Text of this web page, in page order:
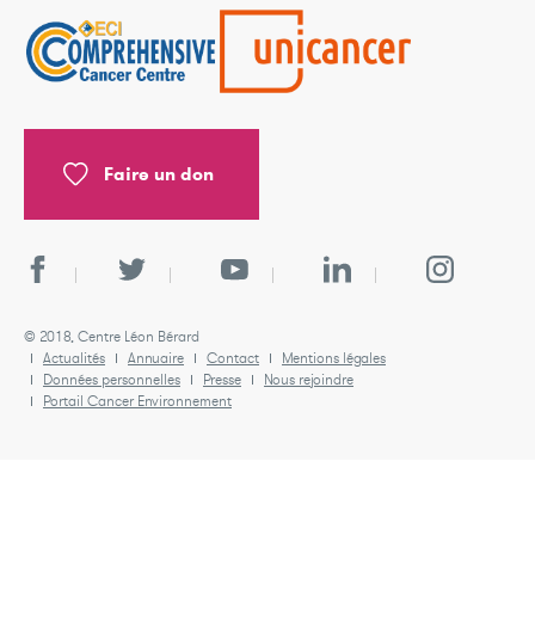
Faire un don
© 2018, Centre Léon Bérard
Actualités
Annuaire Contact
Mentions légales
Données personnelles
Presse
Nous rejoindre
Portail Cancer Environnement